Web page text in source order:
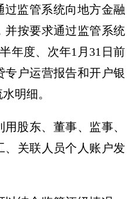
过监管系统向地方金融
并按要求通过监管系统
年度、次年1月31日前
户运营报告和开户银
明细。
股东、董事、监事、
、关联人员个人账户发